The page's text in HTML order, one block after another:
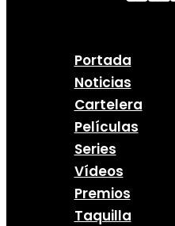
Portada
Noticias
Cartelera
Películas
Series
Vídeos
Premios
Taquilla